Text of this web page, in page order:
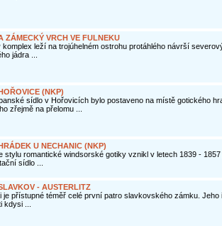
ZÁMECKÝ VRCH VE FULNEKU
komplex leží na trojúhelném ostrohu protáhlého návrší
jádra ...
(NKP)
sídlo v Hořovicích bylo postaveno na místě gotického
zřejmě na přelomu ...
U NECHANIC (NKP)
stylu romantické windsorské gotiky vznikl v letech 1839 - 1857
sídlo ...
- AUSTERLITZ
je přístupné téměř celé první patro slavkovského zámku. Jeho
...